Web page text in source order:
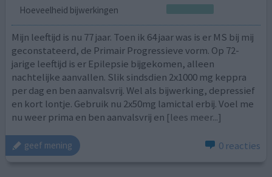
Hoeveelheid bijwerkingen
Mijn leeftijd is nu 77 jaar. Toen ik 64 jaar was is er MS bij mij
geconstateerd, de Primair Progressieve vorm. Op 72-
jarige leeftijd is er Epilepsie bijgekomen, alleen
nachtelijke aanvallen. Slik sindsdien 2x1000 mg keppra
per dag en ben aanvalsvrij. Wel als bijwerking, depressief
en kort lontje. Gebruik nu 2x50mg lamictal erbij. Voel me
nu weer prima en ben aanvalsvrij en [lees meer...]
geef mening 0 reacties